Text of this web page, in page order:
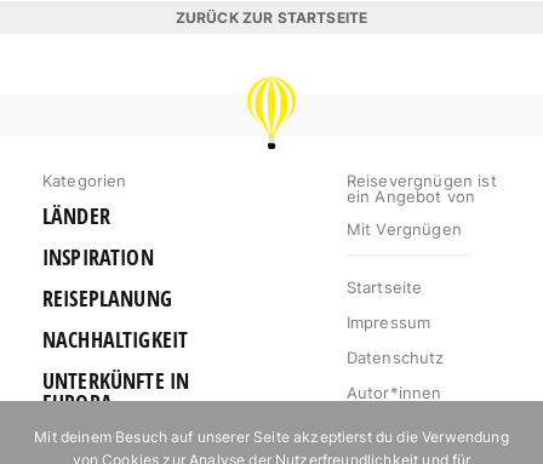
ZURÜCK ZUR STARTSEITE
REISEVERGNÜGEN
Kategorien
LÄNDER
INSPIRATION
REISEPLANUNG
NACHHALTIGKEIT
UNTERKÜNFTE IN
EUROPA
OUTDOOR
Reisevergnügen ist
ein Angebot von
Mit Vergnügen
Startseite
Impressum
Datenschutz
Autor*innen
Mediakit
Mit deinem Besuch auf unserer Seite akzeptierst du die Verwendung
von Cookies zur Analyse der Nutzerfreundlichkeit und für